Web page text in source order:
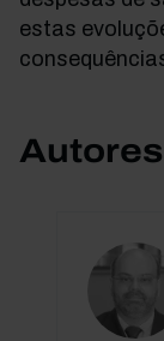
estas
Autores